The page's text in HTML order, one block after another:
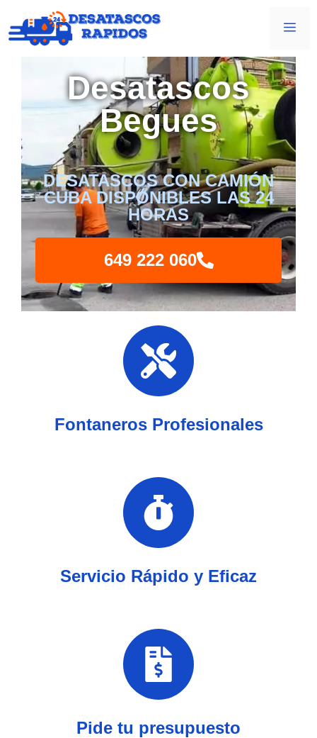
Desatascos
Begues
DESATASCOS CON CAMIÓN
CUBA DISPONIBLES LAS 24
HORAS
649 222 060
Fontaneros Profesionales
Servicio Rápido y Eficaz
Pide tu presupuesto